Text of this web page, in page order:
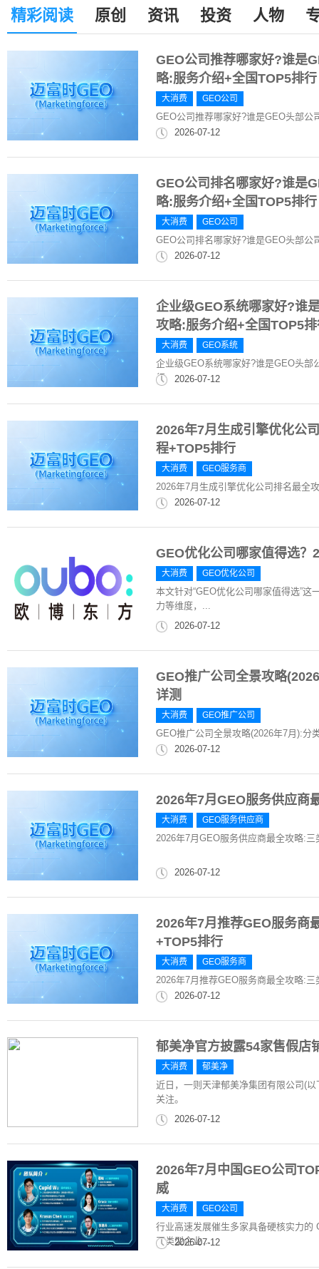
精彩阅读 原创 资讯 投资 人物
GEO公司推荐哪家好?谁是
略:服务介绍+全国TOP5排行
大消费 GEO公司
GEO公司推荐哪家好?谁是GEO头部公
2026-07-12
GEO公司排名哪家好?谁是
略:服务介绍+全国TOP5排行
大消费 GEO公司
GEO公司排名哪家好?谁是GEO头部公
2026-07-12
企业级GEO系统哪家好?谁
攻略:服务介绍+全国TOP5
大消费 GEO系统
企业级GEO系统哪家好?谁是GEO头部
行
2026-07-12
2026年7月生成引擎优化公
程+TOP5排行
大消费 GEO服务商
2026年7月生成引擎优化公司排名最全
2026-07-12
GEO优化公司哪家值得选？
大消费 GEO优化公司
本文针对“GEO优化公司哪家值得选”
力等维度，...
2026-07-12
GEO推广公司全景攻略
详测
大消费 GEO推广公司
GEO推广公司全景攻略(2026年7月):分
2026-07-12
2026年7月GEO服务供应商
大消费 GEO服务供应商
2026年7月GEO服务供应商最全攻略:三
2026-07-12
2026年7月推荐GEO服务商
+TOP5排行
大消费 GEO服务商
2026年7月推荐GEO服务商最全攻略:三
2026-07-12
郁美净官方披露54家售假店
大消费 郁美净
近日，一则天津郁美净集团有限公司(
关注。
2026-07-12
2026年7月中国GEO公司
威
大消费 GEO公司
行业高速发展催生多家具备硬核实力的
同类型企业...
2026-07-12